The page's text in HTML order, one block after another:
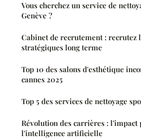
Vous cherchez un service de
Genève ?
Cabinet de recrutement : recrutez
stratégiques long terme
Top 10 des salons d'esthétique
cannes 2025
Top 5 des services de nettoyage
Révolution des carrières : l'impact
l'intelligence artificielle